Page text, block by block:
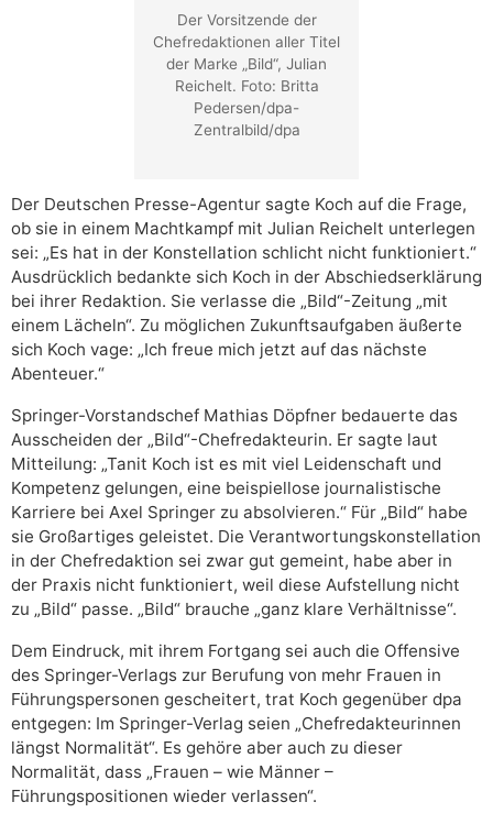
Der Vorsitzende der
Chefredaktionen aller Titel
der Marke „Bild“, Julian
Reichelt. Foto: Britta
Pedersen/dpa-
Zentralbild/dpa
Der Deutschen Presse-Agentur sagte Koch auf die Frage,
ob sie in einem Machtkampf mit Julian Reichelt unterlegen
sei: „Es hat in der Konstellation schlicht nicht funktioniert.“
Ausdrücklich bedankte sich Koch in der Abschiedserklärung
bei ihrer Redaktion. Sie verlasse die „Bild“-Zeitung „mit
einem Lächeln“. Zu möglichen Zukunftsaufgaben äußerte
sich Koch vage: „Ich freue mich jetzt auf das nächste
Abenteuer.“
Springer-Vorstandschef Mathias Döpfner bedauerte das
Ausscheiden der „Bild“-Chefredakteurin. Er sagte laut
Mitteilung: „Tanit Koch ist es mit viel Leidenschaft und
Kompetenz gelungen, eine beispiellose journalistische
Karriere bei Axel Springer zu absolvieren.“ Für „Bild“ habe
sie Großartiges geleistet. Die Verantwortungskonstellation
in der Chefredaktion sei zwar gut gemeint, habe aber in
der Praxis nicht funktioniert, weil diese Aufstellung nicht
zu „Bild“ passe. „Bild“ brauche „ganz klare Verhältnisse“.
Dem Eindruck, mit ihrem Fortgang sei auch die Offensive
des Springer-Verlags zur Berufung von mehr Frauen in
Führungspersonen gescheitert, trat Koch gegenüber dpa
entgegen: Im Springer-Verlag seien „Chefredakteurinnen
längst Normalität“. Es gehöre aber auch zu dieser
Normalität, dass „Frauen – wie Männer –
Führungspositionen wieder verlassen“.